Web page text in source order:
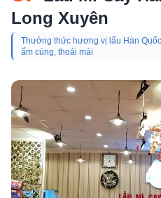
Long Xuyên
Thưởng thức hương vị lẩu Hàn
ấm cúng, thoải mái